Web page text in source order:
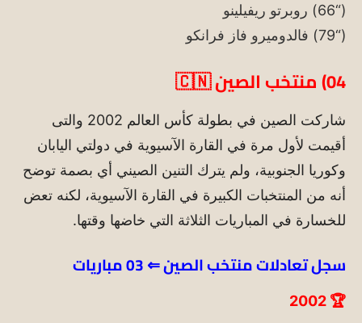
(“66) روبرتو ريفيلينو
(“79) فالدوميرو فاز فرانكو
04) منتخب الصين🇨🇳
شاركت الصين في بطولة كأس العالم 2002 والتى
أقيمت لأول مرة في القارة الآسيوية في دولتي اليابان
وكوريا الجنوبية، ولم يترك التنين الصيني أي بصمة توضح
أنه من المنتخبات الكبيرة في القارة الآسيوية، لكنه تعض
للخسارة في المباريات الثلاثة التي خاضها وقتها.
سجل تعادلات منتخب الصين⇐ 03 مباريات
🏆 2002